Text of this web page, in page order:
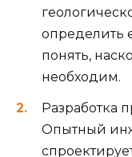
определить
понять,
необходим.
Разработка
Опытный